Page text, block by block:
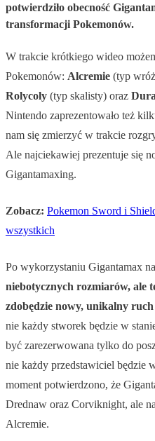
potwierdziło obecność
transformacji Pokemonów.
W trakcie krótkiego wideo
Pokemonów: Alcremie (typ
Rolycoly (typ skalisty) oraz
Nintendo zaprezentowało też
nam się zmierzyć w trakcie
Ale najciekawiej prezentuje się
Gigantamaxing.
Zobacz: Pokemon Sword i
wszystkich
Po wykorzystaniu Gigantamax
niebotycznych rozmiarów, ale
zdobędzie nowy, unikalny
nie każdy stworek będzie w
być zarezerwowana tylko do
nie każdy przedstawiciel będzie
moment potwierdzono, że
Drednaw oraz Corviknight, ale
Alcremie.